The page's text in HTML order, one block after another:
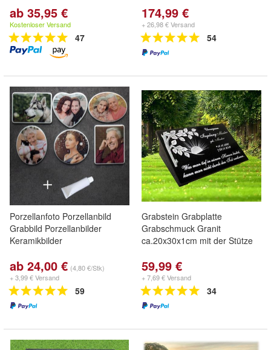
ab 35,95 €
Kostenloser Versand
47
174,99 €
+ 26,98 € Versand
54
Porzellanfoto Porzellanbild
Grabbild Porzellanbilder
Keramikbilder
ab 24,00 € (4,80 €/Stk)
+ 3,99 € Versand
59
Grabstein Grabplatte
Grabschmuck Granit
ca.20x30x1cm mit der Stütze
59,99 €
+ 7,69 € Versand
34